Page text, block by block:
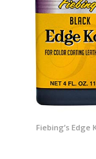
Fiebing’s Edge